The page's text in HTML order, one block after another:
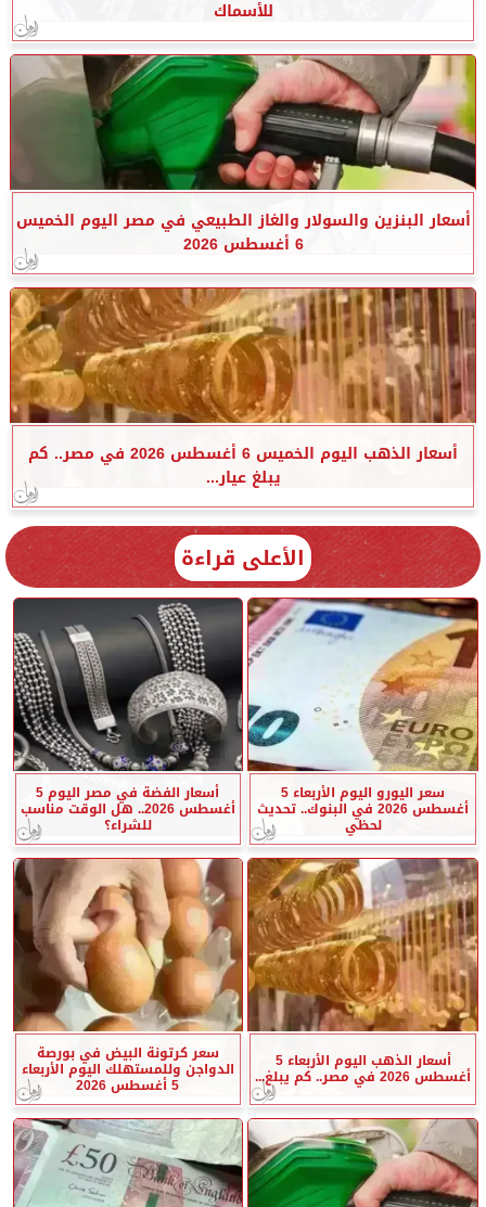
للأسماك
أسعار البنزين والسولار والغاز الطبيعي في مصر اليوم الخميس
6 أغسطس 2026
أسعار الذهب اليوم الخميس 6 أغسطس 2026 في مصر.. كم
يبلغ عيار...
الأعلى قراءة
سعر اليورو اليوم الأربعاء 5
أغسطس 2026 في البنوك.. تحديث
لحظي
أسعار الفضة في مصر اليوم 5
أغسطس 2026.. هل الوقت مناسب
للشراء؟
أسعار الذهب اليوم الأربعاء 5
أغسطس 2026 في مصر.. كم يبلغ...
سعر كرتونة البيض في بورصة
الدواجن وللمستهلك اليوم الأربعاء
5 أغسطس 2026